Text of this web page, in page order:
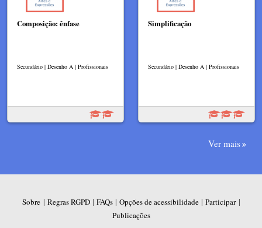
Composição: ênfase
Secundário | Desenho A | Profissionais
Simplificação
Secundário | Desenho A | Profissionais
Ver mais
Sobre | Regras RGPD| FAQs| Opções de acessibilidade| Participar|
Publicações